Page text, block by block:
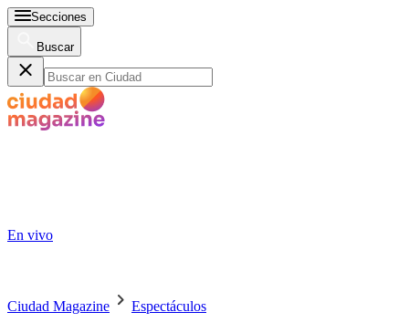
Secciones
Buscar
En vivo
Ciudad Magazine Espectáculos